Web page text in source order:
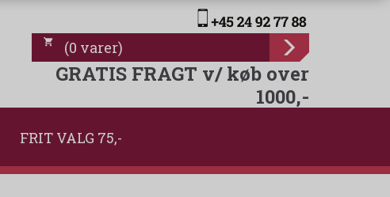
(0 varer)
GRATIS FRAGT v/ køb over
1000,-
FRIT VALG 75,-